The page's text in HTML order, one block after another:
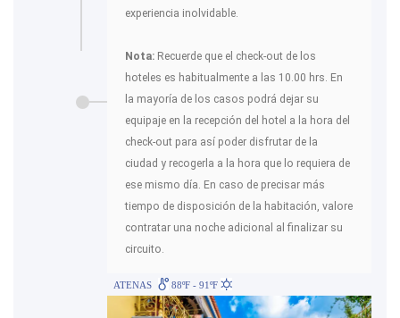
experiencia inolvidable.
Nota: Recuerde que el check-out de los
hoteles es habitualmente a las 10.00 hrs. En
la mayoría de los casos podrá dejar su
equipaje en la recepción del hotel a la hora del
check-out para así poder disfrutar de la
ciudad y recogerla a la hora que lo requiera de
ese mismo día. En caso de precisar más
tiempo de disposición de la habitación, valore
contratar una noche adicional al finalizar su
circuito.
ATENAS 88ºF - 91ºF